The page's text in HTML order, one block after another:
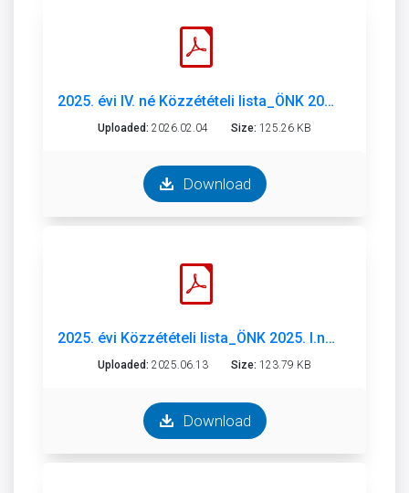
2025. évi IV. né Közzétételi lista_ÖNK 2025. IV.né..pdf
Uploaded: 2026.02.04 Size: 125.26 KB
Download
2025. évi Közzétételi lista_ÖNK 2025. I.né_.pdf
Uploaded: 2025.06.13 Size: 123.79 KB
Download